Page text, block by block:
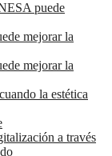
puede
mejorar la
mejorar la
la estética
a través